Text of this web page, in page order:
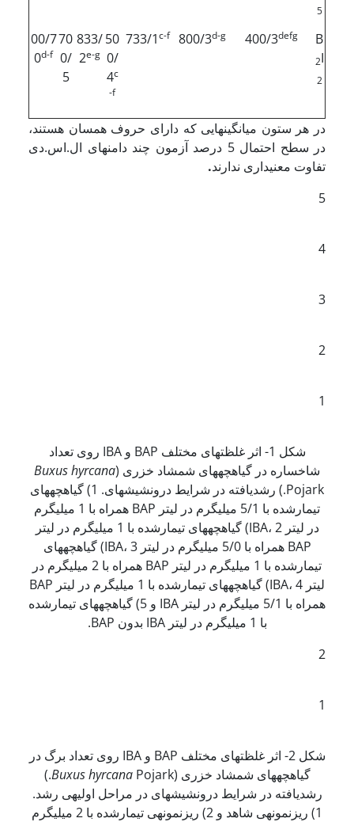
5
00/7
0d-f
70
0/
5
833/
2e-g
50
0/
4c
-f
733/1c-f 800/3d-g 400/3defg B
2I
2
در هر ستون میانگین­هایی که دارای حروف همسان هستند،
در سطح احتمال 5 درصد آزمون چند دامنه­ای ال.اس.دی
تفاوت معنی­داری ندارند.
5
4
3
2
1
شکل 1- اثر غلظت­های مختلف BAP و IBA روی تعداد
شاخساره در گیاهچه­های شمشاد خزری (Buxus hyrcana
Pojark.) رشدیافته در شرایط درون­شیشه­ای. 1) گیاهچه­های
تیمارشده با 5/1 میلی­گرم در لیتر BAP همراه با 1 میلی­گرم
در لیتر IBA، 2) گیاهچه­های تیمارشده با 1 میلی­گرم در لیتر
BAP همراه با 5/0 میلی­گرم در لیتر IBA، 3) گیاهچه­های
تیمارشده با 1 میلی­گرم در لیتر BAP همراه با 2 میلی­گرم در
لیتر IBA، 4) گیاهچه­های تیمارشده با 1 میلی­گرم در لیتر BAP
همراه با 5/1 میلی­گرم در لیتر IBA و 5) گیاهچه­های تیمارشده
با 1 میلی­گرم در لیتر IBA بدون BAP.
2
1
شکل 2- اثر غلظت­های مختلف BAP و IBA روی تعداد برگ در
گیاهچه­های شمشاد خزری (
Buxus hyrcana
Pojark.)
رشدیافته در شرایط درون­شیشه­ای در مراحل اولیه­ی رشد.
1) ریزنمونه­ی شاهد و 2) ریزنمونه­ی تیمارشده با 2 میلی­گرم